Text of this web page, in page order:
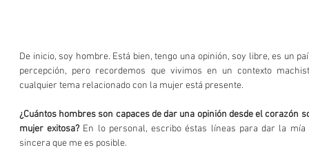
De inicio, soy hombre. Está bien, tengo una opinión, soy libre, es un
percepción, pero recordemos que vivimos en un contexto
cualquier tema relacionado con la mujer está presente.
¿Cuántos hombres son capaces de dar una opinión desde el corazón
mujer exitosa? En lo personal, escribo éstas líneas para dar la
sincera que me es posible.